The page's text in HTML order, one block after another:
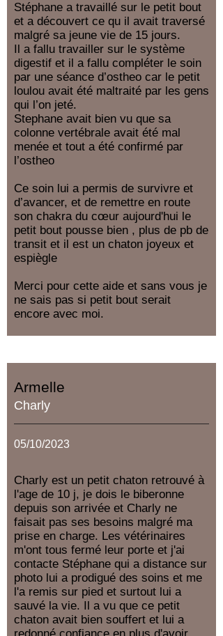
Stéphane a travaillé sur le petit bout
et a découvert ce qu il avait traversé
malgré sa jeune vie de 15 jours.
Il a fallu travailler sur le système
digestif et il a fallu compléter le soin
par une séance d’ostheo car le petit
loulou avait été maltraité par les gens
qui l’on jeté.
Stephane avait bien vu que sa
colonne vertébrale avait été mal
menée et tout a été confirmé par
l’ostheo
Ce soin lui a permis de survivre et
d’avancer, et de remettre en route
son chakra du cœur aujourd'hui le
petit bout pousse bien , plus de pb de
transit et il est un chaton joyeux et
espiègle
Merci pour cette aide et sans vous je
ne sais pas si petit bout serait
encore avec moi.
Armelle
Charly
05/10/2023
Charly est un petit chaton retrouvé à
l'age de 10 j, je dois le biberonne
depuis son arrivée et Charly ne
faisait pas ses besoins malgré ma
prise en charge. Les vétérinaires
m'ont tous fermé leur porte et j'ai
contacte Stéphane qui a distance sur
photo lui a prodigué des soins et me
l'a remis sur pied et surtout lui a
sauvé la vie. Il a vu que ce petit
chaton avait bien souffert et lui a